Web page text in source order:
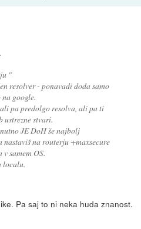
:
"
resolver - ponavadi doda samo
google.
pa predolgo resolva, ali pa ti
ustrezne stvari.
JE DoH še najbolj
nastaviš na routerju +maxsecure
samem OS.
localu.
Pa saj to ni neka huda znanost.